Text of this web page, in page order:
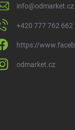
info@odmarket.cz
+420 777 762 662
https://
odmarket.cz